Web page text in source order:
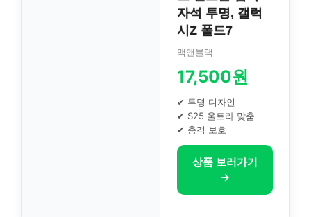
자석 투명, 갤럭
시Z 폴드7
맥앤블랙
17,500원
✔ 투명 디자인
✔ S25 울트라 맞춤
✔ 충격 보호
상품 보러가기
→